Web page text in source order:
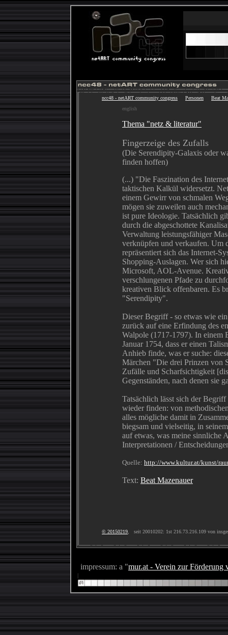
ncc48 - netART community congress Personen
Beat
english
Thema "netz & literatur"
Fingerzeige des Zufalls
(Die Serendipity-Galaxis oder
finden hoffen)
(...) "Die Faszination des
taktischen Kalkül widersetzt.
einem Gewirr von schmalen
mögen sie zuweilen auch
ist pure Ideologie. Tatsächlich
durch die abgeschottete
Verwaltung leistungsfähiger
verknüpfen und verkaufen. Um
repräsentiert sich das Internet-
Shopping-Auslagen. Wer sich
Microsoft, AOL-Avenue.
verschlungenen Pfade zu
kreativen Blick offenbaren. Es
"Serendipity".
Dieser Begriff - so etwas wie
zurück auf eine Erfindung des
Walpole (1717-1797). In einem
Januar 1754, dass er einen
Anhieb finde, was er suche:
Märchen "Die drei Prinzen von
Zufälle und Scharfsichtigkeit
Gegenständen, nach denen sie
Tatsächlich lässt sich der
wieder finden: von
alles mögliche damit in
biegsam und vielseitig, in
auf etwas, was meine sinnliche
Interpretationen /
Quelle: http://www.kultur.at/kunst/
Text: Beat Mazenauer
© 20150219, seit 20010202: 1st 216.73.216.109 von
impressum: a "mur.at - Verein zur Förderung